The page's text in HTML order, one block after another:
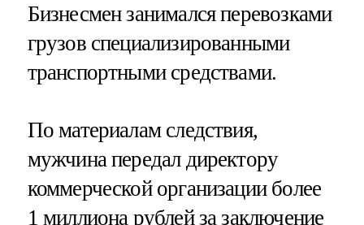
Бизнесмен занимался перевозками
грузов специализированными
транспортными средствами.
По материалам следствия,
мужчина передал директору
коммерческой организации более
1 миллиона рублей за заключение